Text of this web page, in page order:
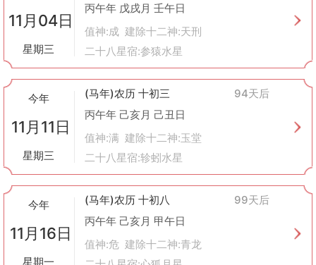
11月04日
星期三
丙午年 戊戌月 壬午日
值神:成 建除十二神:天刑
二十八星宿:参猿水星
今年
11月11日
星期三
(马年)农历 十初三
94天后
丙午年 己亥月 己丑日
值神:满 建除十二神:玉堂
二十八星宿:轸蚓水星
今年
11月16日
星期一
(马年)农历 十初八
99天后
丙午年 己亥月 甲午日
值神:危 建除十二神:青龙